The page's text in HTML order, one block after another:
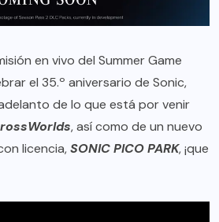
en vivo del Summer Game
el 35.º aniversario de Sonic,
de lo que está por venir
, así como de un nuevo
licencia,SONIC PICO PARK, ¡que